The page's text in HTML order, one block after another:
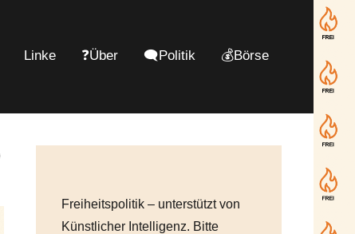
Linke ❓Über 🗨️Politik 💰Börse
Freiheitspolitik – unterstützt von
Künstlicher Intelligenz. Bitte